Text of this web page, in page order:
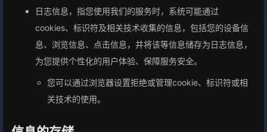
日志信息，指您使用我们的服务时，系统可能通过
cookies、标识符及相关技术收集的信息，包括您的设备信
息、浏览信息、点击信息，并将该等信息储存为日志信息，
为您提供个性化的用户体验、保障服务安全。
您可以通过浏览器设置拒绝或管理cookie、标识符或相
关技术的使用。